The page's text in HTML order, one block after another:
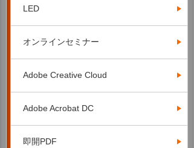
LED
オンラインセミナー
Adobe Creative Cloud
Adobe Acrobat DC
即開PDF